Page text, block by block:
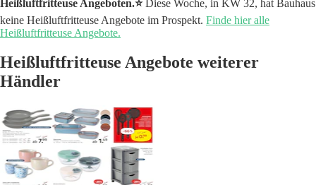
Heißluftfritteuse Angeboten.⭐️Diese Woche, in KW 32, hat Bauhaus
keine Heißluftfritteuse Angebote im Prospekt. Finde hier alle
Heißluftfritteuse Angebote.
Heißluftfritteuse Angebote weiterer
Händler